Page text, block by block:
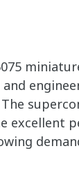
excellent